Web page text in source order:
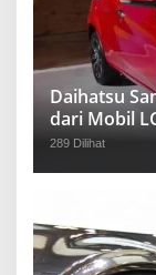
Daihatsu
dari Mobil
289 Dilihat